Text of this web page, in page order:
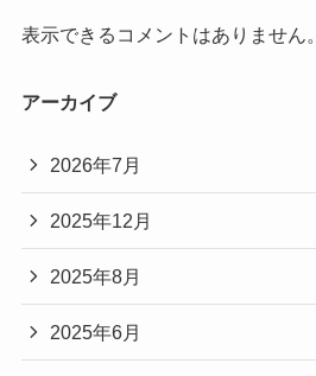
表示できるコメントはありません。
アーカイブ
2026年7月
2025年12月
2025年8月
2025年6月